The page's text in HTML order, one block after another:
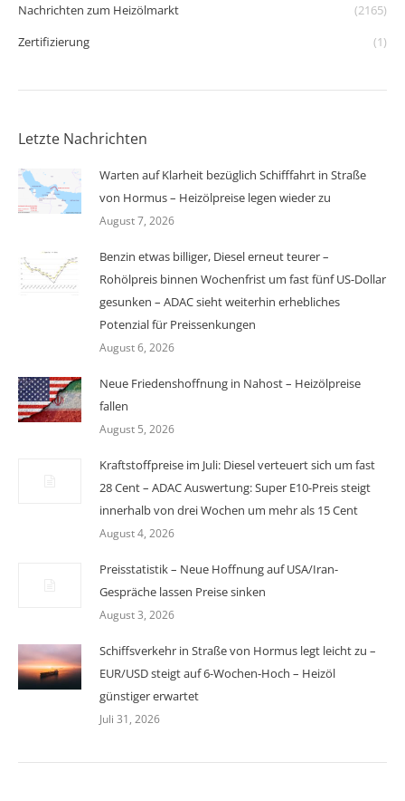
Nachrichten zum Heizölmarkt
(2165)
Zertifizierung
(1)
Letzte Nachrichten
Warten auf Klarheit bezüglich Schifffahrt in Straße
von Hormus – Heizölpreise legen wieder zu
August 7, 2026
Benzin etwas billiger, Diesel erneut teurer –
Rohölpreis binnen Wochenfrist um fast fünf US-Dollar
gesunken – ADAC sieht weiterhin erhebliches
Potenzial für Preissenkungen
August 6, 2026
Neue Friedenshoffnung in Nahost – Heizölpreise
fallen
August 5, 2026
Kraftstoffpreise im Juli: Diesel verteuert sich um fast
28 Cent – ADAC Auswertung: Super E10-Preis steigt
innerhalb von drei Wochen um mehr als 15 Cent
August 4, 2026
Preisstatistik – Neue Hoffnung auf USA/Iran-
Gespräche lassen Preise sinken
August 3, 2026
Schiffsverkehr in Straße von Hormus legt leicht zu –
EUR/USD steigt auf 6-Wochen-Hoch – Heizöl
günstiger erwartet
Juli 31, 2026